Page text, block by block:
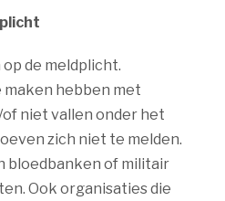
de meldplicht.
hebben met
niet vallen onder het
zich niet te melden.
bloedbanken of militair
Ook organisaties die